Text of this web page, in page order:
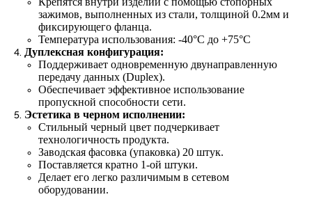
зажимов, выполненных из стали, толщиной 0.2мм и
фиксирующего фланца.
Температура использования: -40°С до +75°C
Дуплексная конфигурация:
Поддерживает одновременную двунаправленную
передачу данных (Duplex).
Обеспечивает эффективное использование
пропускной способности сети.
Эстетика в черном исполнении:
Стильный черный цвет подчеркивает
технологичность продукта.
Заводская фасовка (упаковка) 20 штук.
Поставляется кратно 1-ой штуки.
Делает его легко различимым в сетевом
оборудовании.